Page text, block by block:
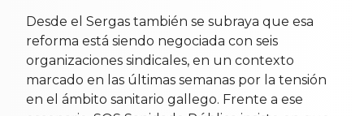
Desde el Sergas también se subraya que esa
reforma está siendo negociada con seis
organizaciones sindicales, en un contexto
marcado en las últimas semanas por la tensión
en el ámbito sanitario gallego. Frente a ese